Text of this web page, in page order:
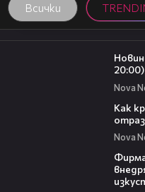
Всички
22:56
20:00)
Nova
Как
Nova